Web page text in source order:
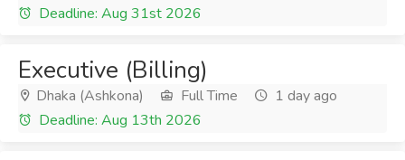
Deadline: Aug 31st 2026
Executive (Billing)
Dhaka (Ashkona) Full Time
1 day ago
Deadline: Aug 13th 2026